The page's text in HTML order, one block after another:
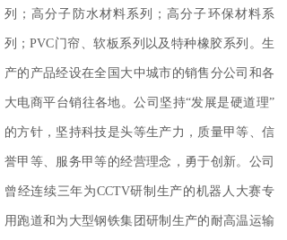
列；高分子防水材料系列；高分子环保材料系
列；PVC门帘、软板系列以及特种橡胶系列。生
产的产品经设在全国大中城市的销售分公司和各
大电商平台销往各地。公司坚持“发展是硬道理”
的方针，坚持科技是头等生产力，质量甲等、信
誉甲等、服务甲等的经营理念，勇于创新。公司
曾经连续三年为CCTV研制生产的机器人大赛专
用跑道和为大型钢铁集团研制生产的耐高温运输